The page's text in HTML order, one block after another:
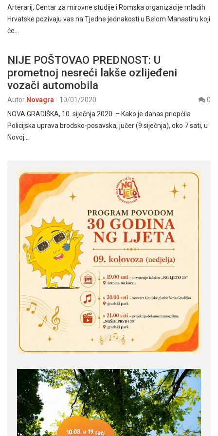
Arterarij, Centar za mirovne studije i Romska organizacije mladih
Hrvatske pozivaju vas na Tjedne jednakosti u Belom Manastiru koji
će…
NIJE POŠTOVAO PREDNOST: U
prometnoj nesreći lakše ozlijeđeni
vozači automobila
Autor Novagra - 10/01/2020
0
NOVA GRADIŠKA, 10. siječnja 2020. – Kako je danas priopćila
Policijska uprava brodsko-posavska, jučer (9.siječnja), oko 7 sati, u
Novoj…